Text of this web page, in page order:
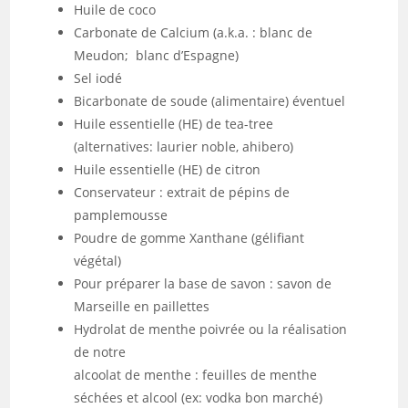
Huile de coco
Carbonate de Calcium (a.k.a. : blanc de
Meudon; blanc d’Espagne)
Sel iodé
Bicarbonate de soude (alimentaire) éventuel
Huile essentielle (HE) de tea-tree
(alternatives: laurier noble, ahibero)
Huile essentielle (HE)de citron
Conservateur : extrait de pépins de
pamplemousse
Poudre de gomme Xanthane (gélifiant
végétal)
Pour préparer la base de savon : savon de
Marseille en paillettes
Hydrolat de menthe poivrée ou la réalisation
de notre
alcoolat de menthe : feuilles de menthe
séchées et alcool (ex: vodka bon marché)